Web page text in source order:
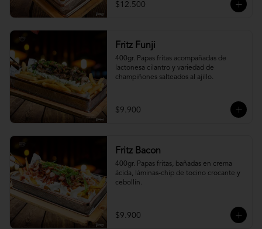
$12.500
Fritz Funji
400gr. Papas fritas acompañadas de
lactonesa cilantro y variedad de
champiñones salteados al ajillo.
$9.900
Fritz Bacon
400gr. Papas fritas, bañadas en crema
ácida, láminas-chip de tocino crocante y
cebollín.
$9.900